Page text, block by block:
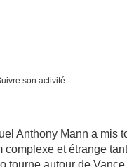
son activité
Anthony Mann a mis
et étrange
tourne autour de